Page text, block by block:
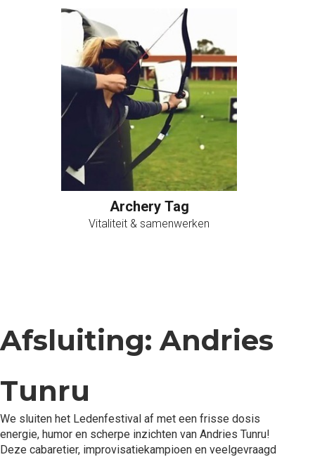
Archery Tag
Vitaliteit & samenwerken
Afsluiting: Andries
Tunru
We sluiten het Ledenfestival af met een frisse dosis
energie, humor en scherpe inzichten van Andries Tunru!
Deze cabaretier, improvisatiekampioen en veelgevraagd